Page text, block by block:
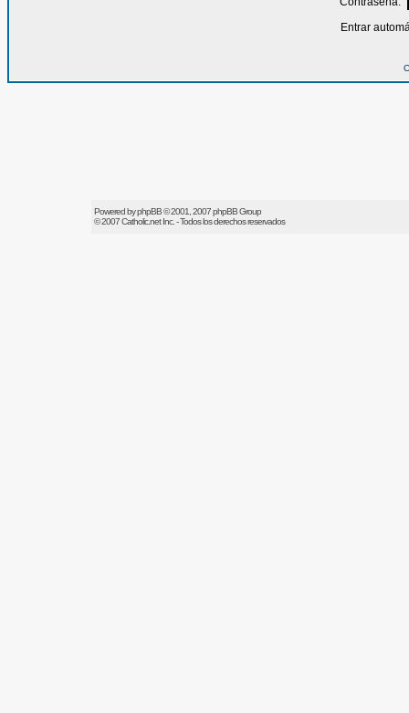
Entrar
Powered byphpBB© 2001, 2007 phpBB Group
© 2007Catholic.netInc. - Todos los derechos reservados